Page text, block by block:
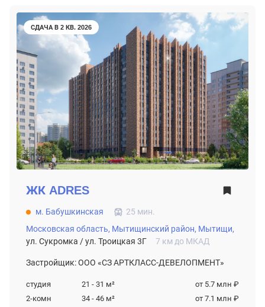
СДАЧА В 2 КВ. 2026
ЖК ADRES
м. Бабушкинская
25 мин.
Московская область, Мытищинский район, Мытищи,
ул. Сукромка / ул. Троицкая 3Г
7 км до МКАД
Застройщик: ООО «СЗ АРТКЛАСС-ДЕВЕЛОПМЕНТ»
студия 21 - 31 м²
от 5.7 млн ₽
2-комн
34 - 46 м²
от 7.1 млн ₽